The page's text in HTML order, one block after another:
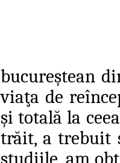
bucureştean
viaţa de
şi totală la
trăit, a trebuit